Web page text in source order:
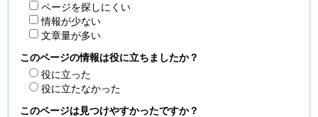
ページを探しにくい
情報が少ない
文章量が多い
このページの情報は役に立ちましたか？
役に立った
役に立たなかった
このページは見つけやすかったですか？